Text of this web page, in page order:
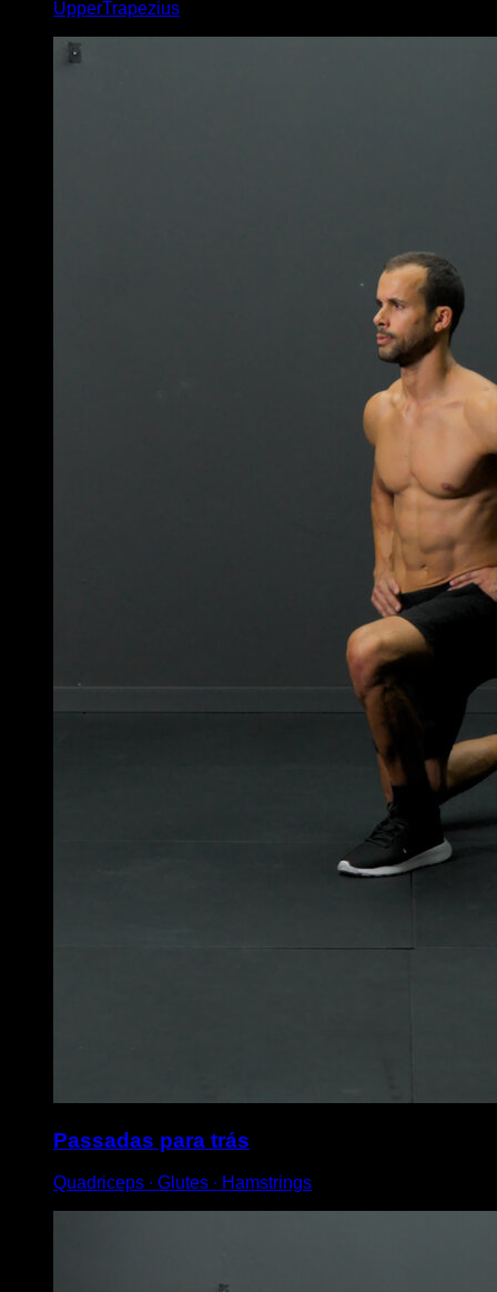
UpperTrapezius
Passadas para trás
Quadriceps ∙ Glutes ∙ Hamstrings